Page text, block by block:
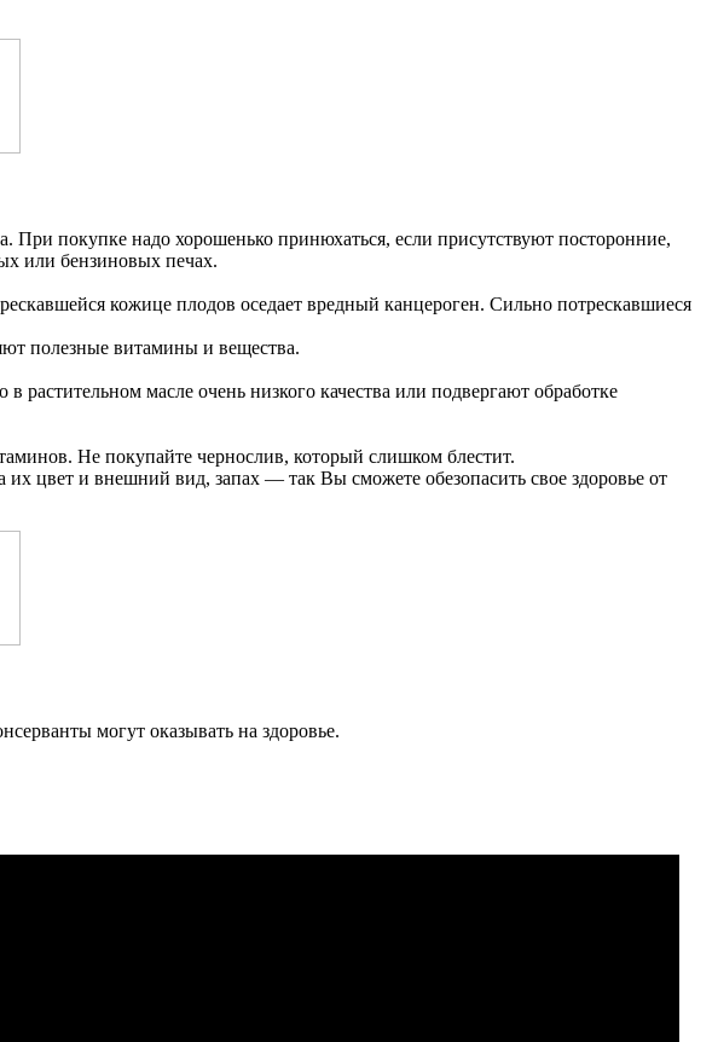
покупке надо хорошенько принюхаться, если присутствуют посторонние,
или бензиновых печах.
кожице плодов оседает вредный канцероген. Сильно потрескавшиеся
полезные витамины и вещества.
масле очень низкого качества или подвергают обработке
Не покупайте чернослив, который слишком блестит.
цвет и внешний вид, запах — так Вы сможете обезопасить свое здоровье от
могут оказывать на здоровье.